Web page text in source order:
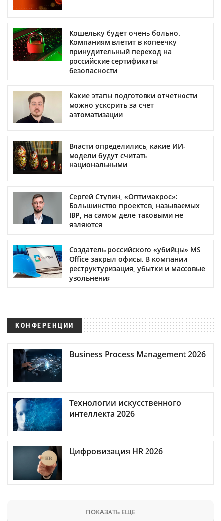
Кошельку будет очень больно.
Компаниям влетит в копеечку
принудительный переход на
российские сертификаты
безопасности
Какие этапы подготовки отчетности
можно ускорить за счет
автоматизации
Власти определились, какие ИИ-
модели будут считать
национальными
Сергей Ступин, «Оптимакрос»:
Большинство проектов, называемых
IBP, на самом деле таковыми не
являются
Создатель российского «убийцы» MS
Office закрыл офисы. В компании
реструктуризация, убытки и массовые
увольнения
КОНФЕРЕНЦИИ
Business Process Management 2026
Технологии искусственного
интеллекта 2026
Цифровизация HR 2026
ПОКАЗАТЬ ЕЩЕ